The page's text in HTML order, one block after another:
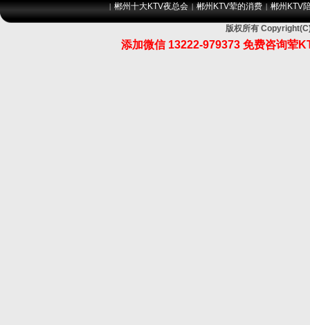
|郴州十大KTV夜总会 |郴州KTV荤的消费 |郴州KTV
版权所有
添加微信 13222-979373 免费咨询荤